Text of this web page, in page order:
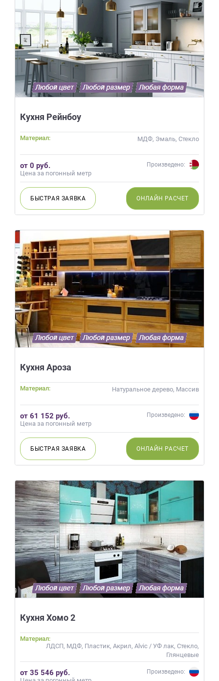
Кухня Рейнбоу
Материал: МДФ, Эмаль, Стекло
от 0 руб.
Цена за погонный метр
Произведено:
БЫСТРАЯ ЗАЯВКА ОНЛАЙН РАСЧЕТ
Кухня Ароза
Материал: Натуральное дерево, Массив
от 61 152 руб.
Цена за погонный метр
Произведено:
БЫСТРАЯ ЗАЯВКА ОНЛАЙН РАСЧЕТ
Кухня Хомо 2
Материал:
ЛДСП, МДФ, Пластик, Акрил, Alvic / УФ лак, Стекло,
Глянцевые
от 35 546 руб. Произведено: